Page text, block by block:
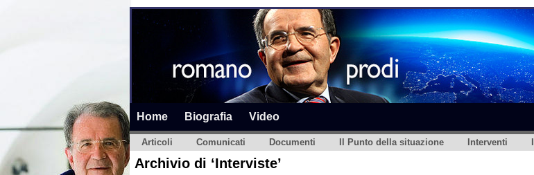
Home Biografia Video
Articoli Comunicati Documenti Il Punto della situazione Interventi
Archivio di ‘Interviste’